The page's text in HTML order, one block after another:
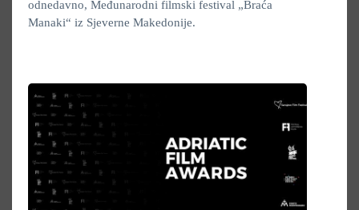
odnedavno, Međunarodni filmski festival „Braća
Manaki“ iz Sjeverne Makedonije.